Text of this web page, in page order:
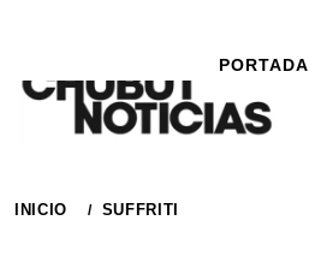
contenido
PORTADA
INICIO SUFFRITI